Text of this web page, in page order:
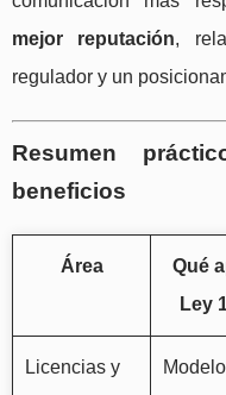
mejor reputación,
regulador y un
Resumen
beneficios
Área
Qué
Ley
Licencias y